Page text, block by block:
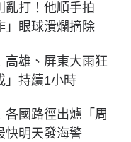
亂打！他順手拍
眼球潰爛摘除
高雄、屏東大雨狂
持續1小時
各國路徑出爐「周
明天發海警